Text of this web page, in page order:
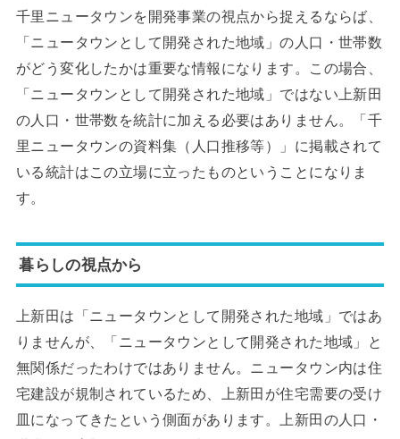
千里ニュータウンを開発事業の視点から捉えるならば、
「ニュータウンとして開発された地域」の人口・世帯数
がどう変化したかは重要な情報になります。この場合、
「ニュータウンとして開発された地域」ではない上新田
の人口・世帯数を統計に加える必要はありません。「千
里ニュータウンの資料集（人口推移等）」に掲載されて
いる統計はこの立場に立ったものということになりま
す。
暮らしの視点から
上新田は「ニュータウンとして開発された地域」ではあ
りませんが、「ニュータウンとして開発された地域」と
無関係だったわけではありません。ニュータウン内は住
宅建設が規制されているため、上新田が住宅需要の受け
皿になってきたという側面があります。上新田の人口・